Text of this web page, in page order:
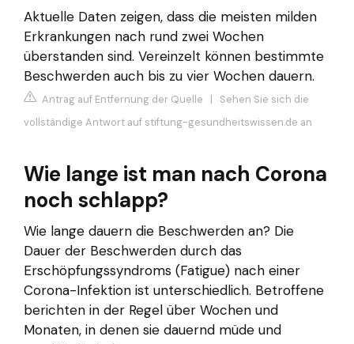
Aktuelle Daten zeigen, dass die meisten milden
Erkrankungen nach rund zwei Wochen
überstanden sind. Vereinzelt können bestimmte
Beschwerden auch bis zu vier Wochen dauern.
Antrag auf Entfernung der Quelle | Sehen Sie sich die
vollständige Antwort auf stiftung-gesundheitswissen.de an
Wie lange ist man nach Corona
noch schlapp?
Wie lange dauern die Beschwerden an? Die
Dauer der Beschwerden durch das
Erschöpfungssyndroms (Fatigue) nach einer
Corona-Infektion ist unterschiedlich. Betroffene
berichten in der Regel über Wochen und
Monaten, in denen sie dauernd müde und